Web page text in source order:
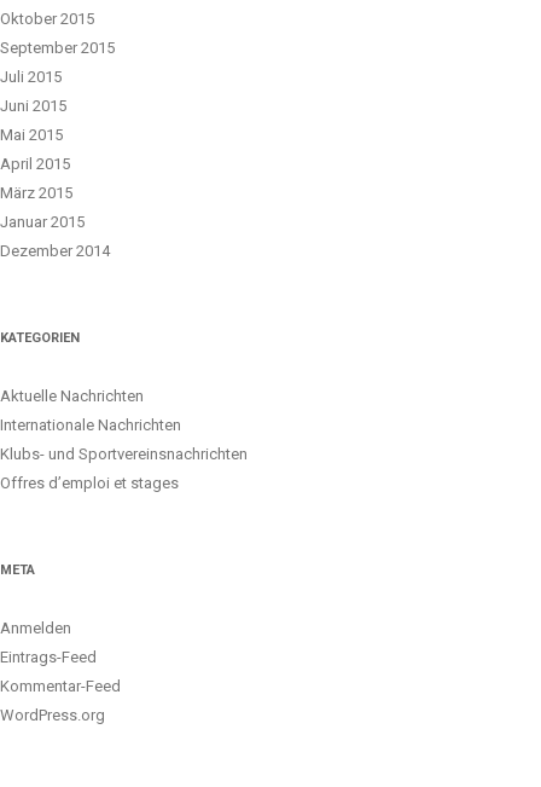
Oktober 2015
September 2015
Juli 2015
Juni 2015
Mai 2015
April 2015
März 2015
Januar 2015
Dezember 2014
KATEGORIEN
Aktuelle Nachrichten
Internationale Nachrichten
Klubs- und Sportvereinsnachrichten
Offres d’emploi et stages
META
Anmelden
Eintrags-Feed
Kommentar-Feed
WordPress.org